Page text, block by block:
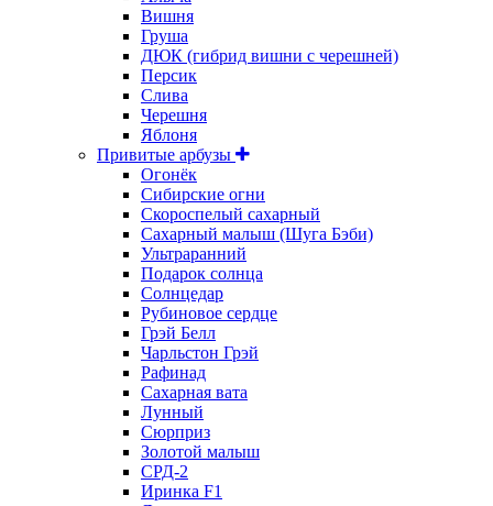
Вишня
Груша
ДЮК (гибрид вишни с черешней)
Персик
Слива
Черешня
Яблоня
Привитые арбузы
Огонёк
Сибирские огни
Скороспелый сахарный
Сахарный малыш (Шуга Бэби)
Ультраранний
Подарок солнца
Солнцедар
Рубиновое сердце
Грэй Белл
Чарльстон Грэй
Рафинад
Сахарная вата
Лунный
Сюрприз
Золотой малыш
СРД-2
Иринка F1